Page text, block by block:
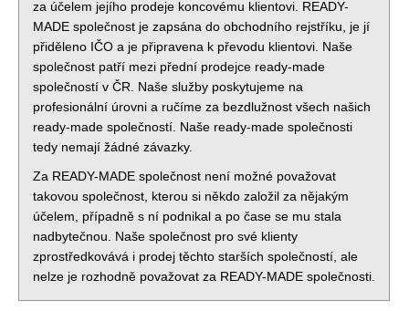
za účelem jejího prodeje koncovému klientovi. READY-
MADE společnost je zapsána do obchodního rejstříku, je jí
přiděleno IČO a je připravena k převodu klientovi. Naše
společnost patří mezi přední prodejce ready-made
společností v ČR. Naše služby poskytujeme na
profesionální úrovni a ručíme za bezdlužnost všech našich
ready-made společností. Naše ready-made společnosti
tedy nemají žádné závazky.
Za READY-MADE společnost není možné považovat
takovou společnost, kterou si někdo založil za nějakým
účelem, případně s ní podnikal a po čase se mu stala
nadbytečnou. Naše společnost pro své klienty
zprostředkovává i prodej těchto starších společností, ale
nelze je rozhodně považovat za READY-MADE společnosti.